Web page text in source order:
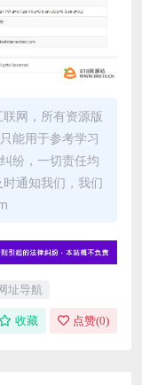
网，所有资源版
能用于参考学习
纷，一切责任均
通知我们，我们
址导航
收藏 点赞(0)